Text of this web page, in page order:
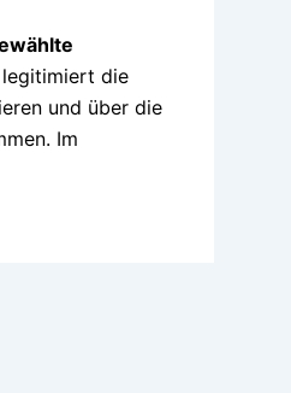
legitimiert die
und über die
Im